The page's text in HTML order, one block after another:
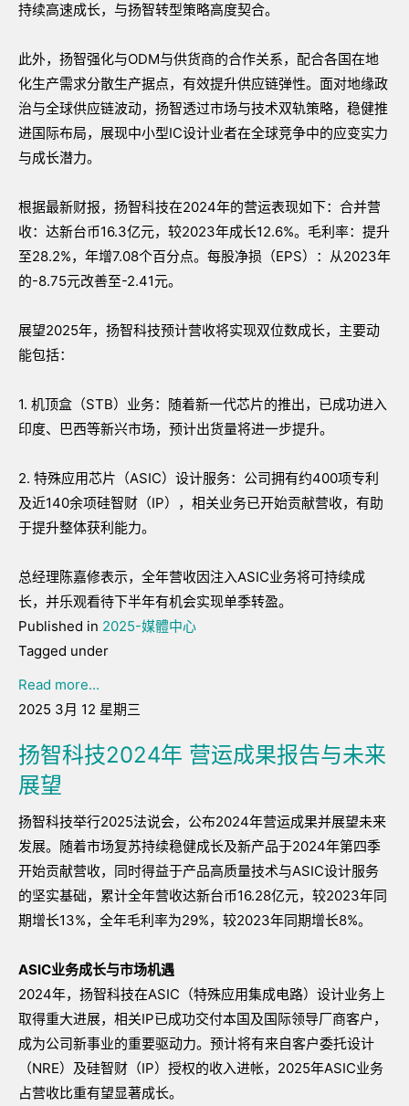
持续高速成长，与扬智转型策略高度契合。
此外，扬智强化与ODM与供货商的合作关系，配合各国在地
化生产需求分散生产据点，有效提升供应链弹性。面对地缘政
治与全球供应链波动，扬智透过市场与技术双轨策略，稳健推
进国际布局，展现中小型IC设计业者在全球竞争中的应变实力
与成长潜力。
根据最新财报，扬智科技在2024年的营运表现如下：合并营
收：达新台币16.3亿元，较2023年成长12.6%。毛利率：提升
至28.2%，年增7.08个百分点。每股净损（EPS）：从2023年
的-8.75元改善至-2.41元。
展望2025年，扬智科技预计营收将实现双位数成长，主要动
能包括：
1. 机顶盒（STB）业务：随着新一代芯片的推出，已成功进入
印度、巴西等新兴市场，预计出货量将进一步提升。
2. 特殊应用芯片（ASIC）设计服务：公司拥有约400项专利
及近140余项硅智财（IP），相关业务已开始贡献营收，有助
于提升整体获利能力。
总经理陈嘉修表示，全年营收因注入ASIC业务将可持续成
长，并乐观看待下半年有机会实现单季转盈。
Published in 2025-媒體中心
Tagged under
Read more...
2025 3月 12 星期三
扬智科技2024年 营运成果报告与未来
展望
扬智科技举行2025法说会，公布2024年营运成果并展望未来
发展。随着市场复苏持续稳健成长及新产品于2024年第四季
开始贡献营收，同时得益于产品高质量技术与ASIC设计服务
的坚实基础，累计全年营收达新台币16.28亿元，较2023年同
期增长13%，全年毛利率为29%，较2023年同期增长8%。
ASIC业务成长与市场机遇
2024年，扬智科技在ASIC（特殊应用集成电路）设计业务上
取得重大进展，相关IP已成功交付本国及国际领导厂商客户，
成为公司新事业的重要驱动力。预计将有来自客户委托设计
（NRE）及硅智财（IP）授权的收入进帐，2025年ASIC业务
占营收比重有望显著成长。